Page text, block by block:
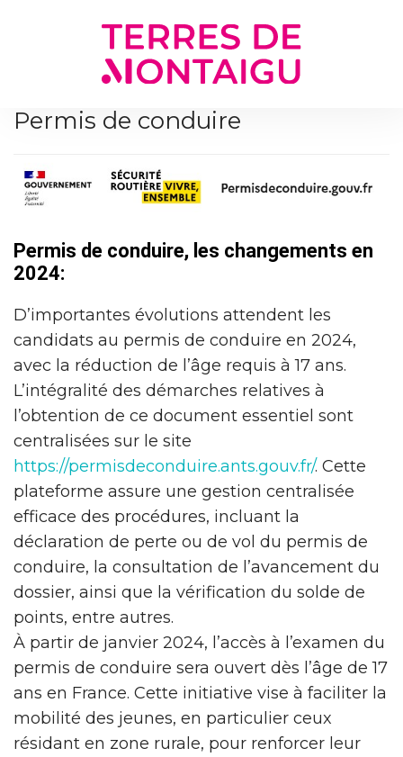
Permis de conduire
Permis de conduire, les changements en
2024:
D’importantes évolutions attendent les
candidats au permis de conduire en 2024,
avec la réduction de l’âge requis à 17 ans.
L’intégralité des démarches relatives à
l’obtention de ce document essentiel sont
centralisées sur le site
https://permisdeconduire.ants.gouv.fr/. Cette
plateforme assure une gestion centralisée
efficace des procédures, incluant la
déclaration de perte ou de vol du permis de
conduire, la consultation de l’avancement du
dossier, ainsi que la vérification du solde de
points, entre autres.
À partir de janvier 2024, l’accès à l’examen du
permis de conduire sera ouvert dès l’âge de 17
ans en France. Cette initiative vise à faciliter la
mobilité des jeunes, en particulier ceux
résidant en zone rurale, pour renforcer leur